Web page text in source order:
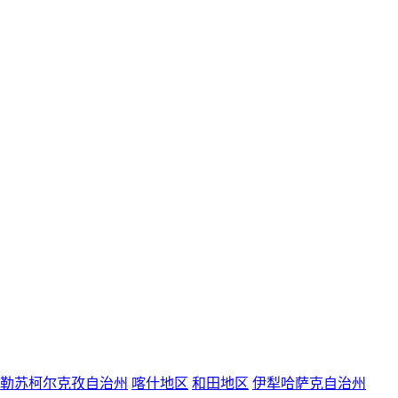
苏柯尔克孜自治州 喀什地区 和田地区 伊犁哈萨克自治州